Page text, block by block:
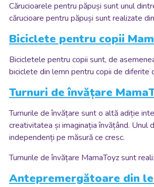
Cărucioarele pentru păpuși sunt unul
cărucioare pentru păpuși sunt realizate
Biciclete pentru copii
Bicicletele pentru copii sunt, de
biciclete din lemn pentru copii de diferite
Turnuri de învățare
Turnurile de învățare sunt o altă adiție
creativitatea și imaginația învățând. Unul
independenți pe măsură ce cresc.
Turnurile de învățare MamaToyz sunt
Antepremergătoare din